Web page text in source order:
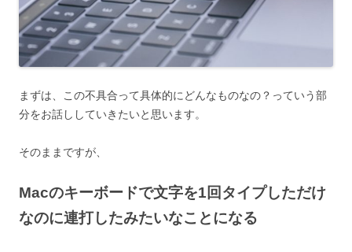
まずは、この不具合って具体的にどんなものなの？っていう部
分をお話ししていきたいと思います。
そのままですが、
Macのキーボードで文字を1回タイプしただけ
なのに連打したみたいなことになる